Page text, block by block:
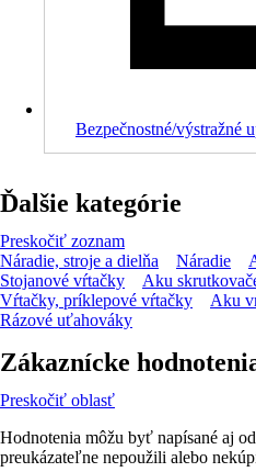
Bezpečnostné/výstražné
Ďalšie kategórie
Preskočiť zoznam
Náradie, stroje a dielňa
Náradie
Stojanové vŕtačky
Aku
Vŕtačky, príklepové vŕtačky
Aku
Rázové uťahováky
Zákaznícke
Preskočiť oblasť
Hodnotenia môžu byť napísané aj
preukázateľne nepoužili alebo